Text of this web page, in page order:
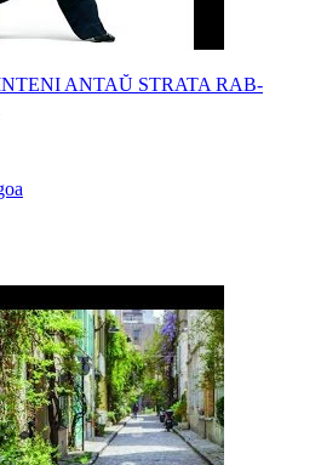
ANTAŬ STRATA RAB-